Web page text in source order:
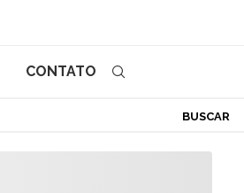
CONTATO
BUSCAR